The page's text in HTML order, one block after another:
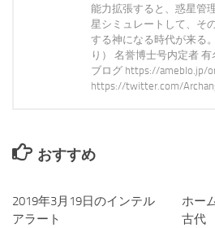
能力拡張すると、惑星管
星シミュレートして、そ
する神になる時代が来る
り） 名誉博士号内定者
ブログ https://ameblo.jp/
https://twitter.com/
おすすめ
2019年3月19日のインテル
アラート
ホー
古代